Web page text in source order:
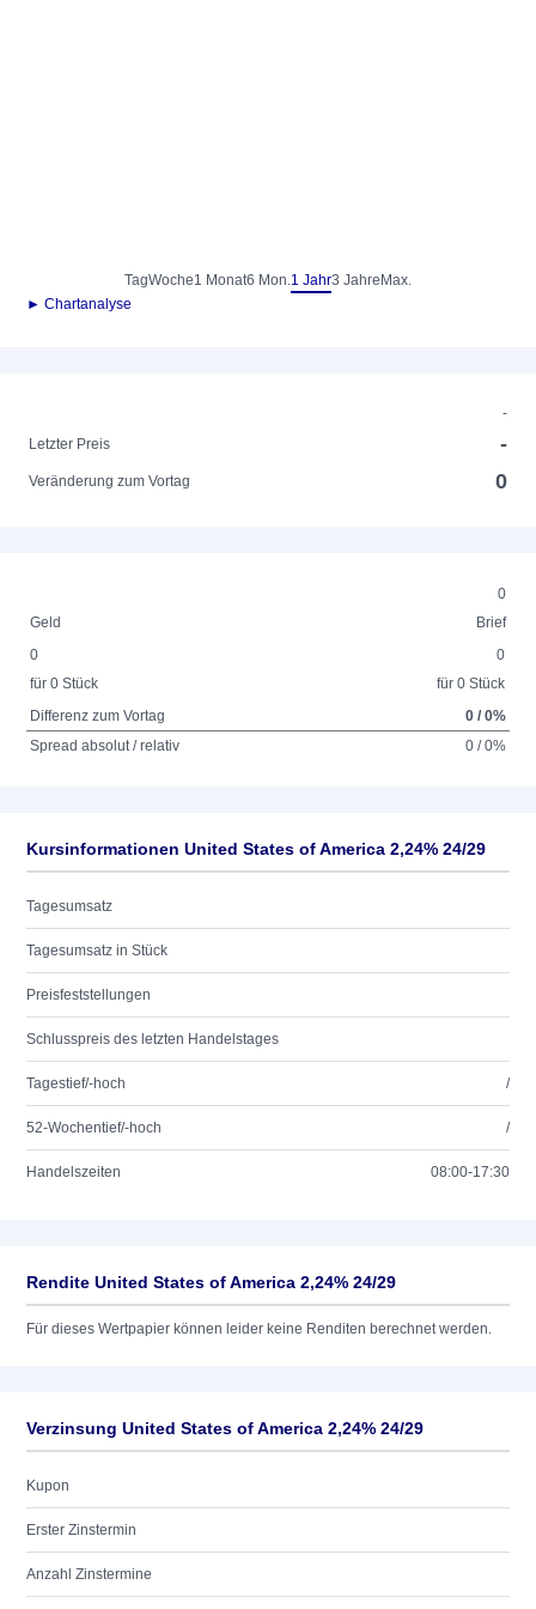
TagWoche1 Monat6 Mon.1 Jahr3 Jahre Max.
► Chartanalyse
-
Letzter Preis
-
Veränderung zum Vortag 0
0
Geld
Brief
0
für 0 Stück
0
für 0 Stück
Differenz zum Vortag
0 / 0%
Spread absolut / relativ
0 / 0%
Kursinformationen United States of America 2,24% 24/29
Tagesumsatz
Tagesumsatz in Stück
Preisfeststellungen
Schlusspreis des letzten Handelstages
Tagestief/-hoch /
52-Wochentief/-hoch /
Handelszeiten 08:00-17:30
Rendite United States of America 2,24% 24/29
Für dieses Wertpapier können leider keine Renditen berechnet werden.
Verzinsung United States of America 2,24% 24/29
Kupon
Erster Zinstermin
Anzahl Zinstermine